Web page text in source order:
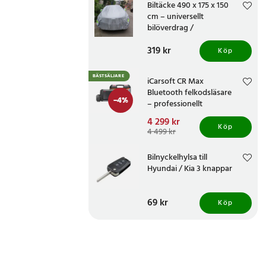
Biltäcke 490 x 175 x 150
cm – universellt
bilöverdrag /
skyddsöverdrag för sedan
och SUV
Pris :319 kr
319 kr Köp
-4%
BÄSTSÄLJARE
iCarsoft CR Max
Bluetooth felkodsläsare
– professionellt
bildiagnosverktyg med
trådlös OBD-anslutning
Nuvarande pris:
4 299 krTidigare pris:
4 499 kr
4 299 kr
4 499 kr Köp
Bilnyckelhylsa till
Hyundai / Kia 3 knappar
Pris:69 kr
69 kr Köp